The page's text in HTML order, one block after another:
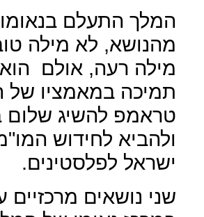
המלך התעלם בנאומו
מהנושא, לא מילה
מילה רעה, אולם
תמיכה במאמציו של
טראמפ להשיג שלום
ולהביא לחידוש
ישראל לפלסטינים.
שני נושאים מרכזיים